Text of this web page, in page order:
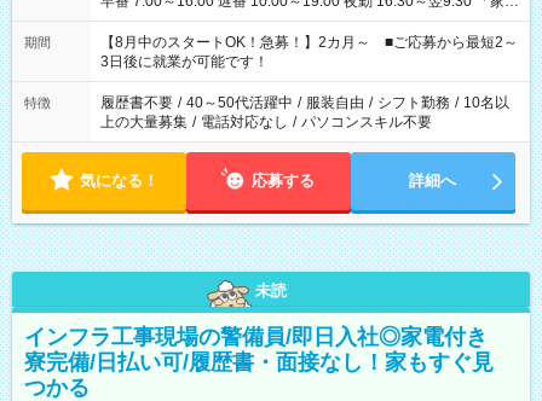
と休みを合わせたい」 「余裕を持って夕飯の準備がしたい」
「できれば残業はしたくない」 など、ご希望を教えてください
ね。 ※Wワーク希望の方へ 今ご覧のお仕事で希望する勤務時間
と、もう1つのお仕事の勤務時間。 合計で週40時間を超える場
合は応募できません。
期間
【8月中のスタートOK！急募！】2カ月～ ■ご応募から最短2～
3日後に就業が可能です！
特徴 履歴書不要 / 40～50代活躍中 / 服装自由 / シフト勤務 / 10名以
上の大量募集 / 電話対応なし / パソコンスキル不要
気になる！ 応募する 詳細へ
未読
インフラ工事現場の警備員/即日入社◎家電付き
寮完備/日払い可/履歴書・面接なし！家もすぐ見
つかる